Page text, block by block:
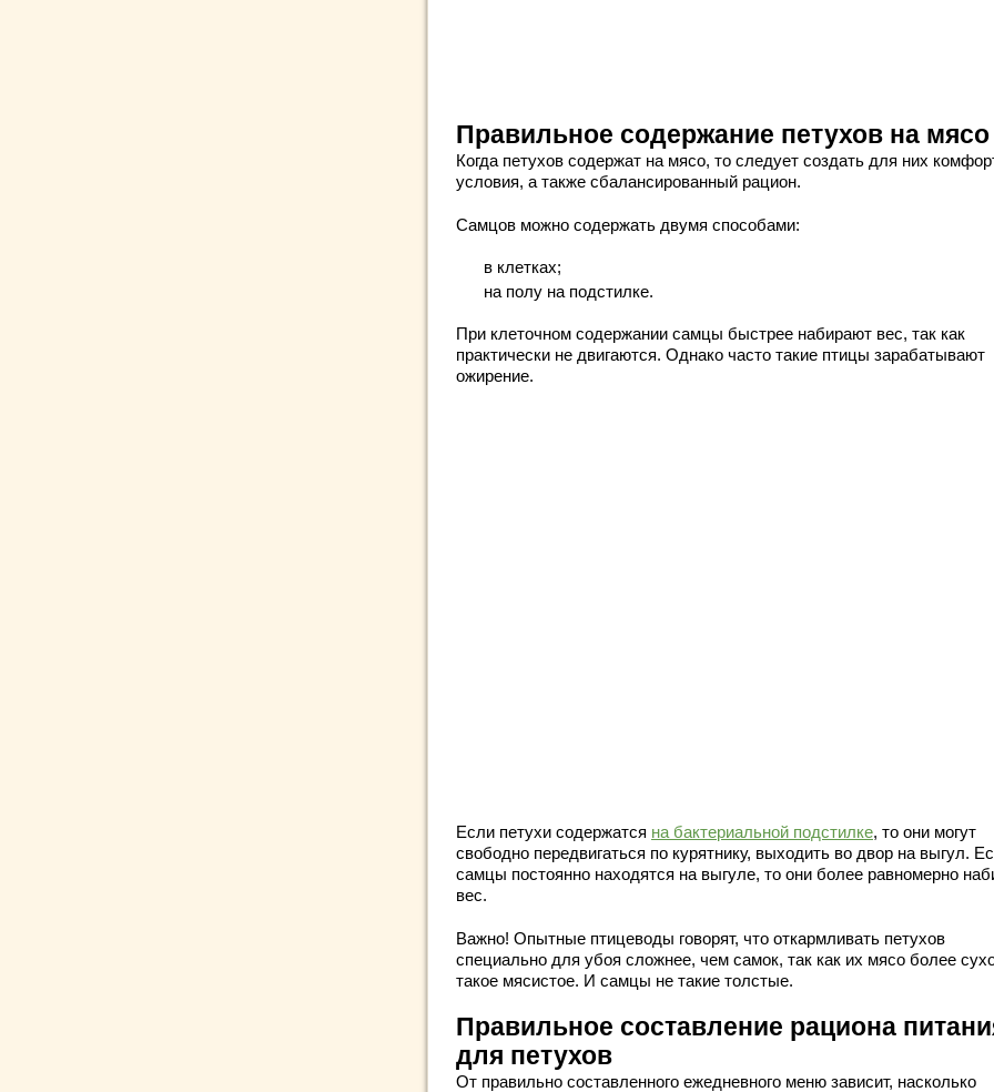
Правильное содержание петухов на мясо
Когда петухов содержат на мясо, то следует создать для них
условия, а также сбалансированный рацион.
Самцов можно содержать двумя способами:
в клетках;
на полу на подстилке.
При клеточном содержании самцы быстрее набирают вес, так как
практически не двигаются. Однако часто такие птицы зарабатывают
ожирение.
Если петухи содержатся на бактериальной подстилке, то они могут
свободно передвигаться по курятнику, выходить во двор на выгул.
самцы постоянно находятся на выгуле, то они более равномерно
вес.
Важно! Опытные птицеводы говорят, что откармливать петухов
специально для убоя сложнее, чем самок, так как их мясо более
такое мясистое. И самцы не такие толстые.
Правильное составление рациона
для петухов
От правильно составленного ежедневного меню зависит, насколько